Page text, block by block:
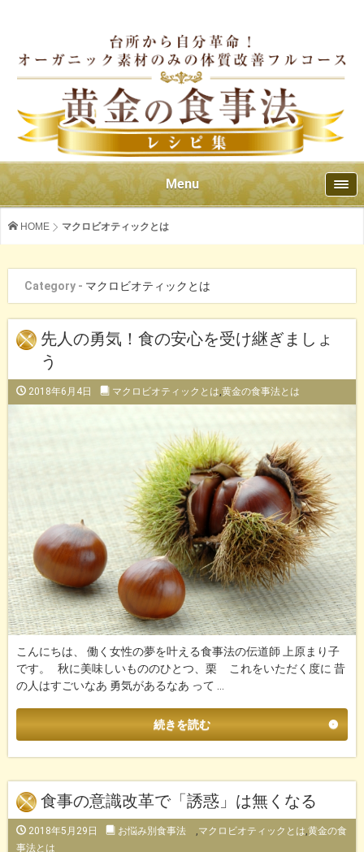
Menu
HOME マクロビオティックとは
Category - マクロビオティックとは
先人の勇気！食の安心を受け継ぎましょ
う
2018年6月4日 マクロビオティックとは 黄金の食事法とは
こんにちは、 働く女性の夢を叶える食事法の伝道師 上原まり子
です。 秋に美味しいもののひとつ、栗 これをいただく度に 昔
の人はすごいなあ 勇気があるなあ って …
続きを読む
食事の意識改革で「誘惑」は無くなる
2018年5月29日 お悩み別食事法 マクロビオティックとは 黄金の食
事法とは